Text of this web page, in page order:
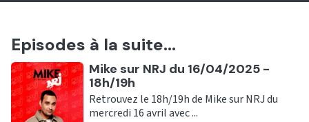
Episodes à la suite...
Ecouter
Mike sur NRJ du 16/04/2025 -
18h/19h
Retrouvez le 18h/19h de Mike sur NRJ du
mercredi 16 avril avec ...